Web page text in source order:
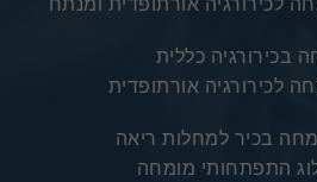
בכירורגיה כללית
לכירורגיה אורתופדית
בכיר למחלות ריאה
התפתחותי מומחה